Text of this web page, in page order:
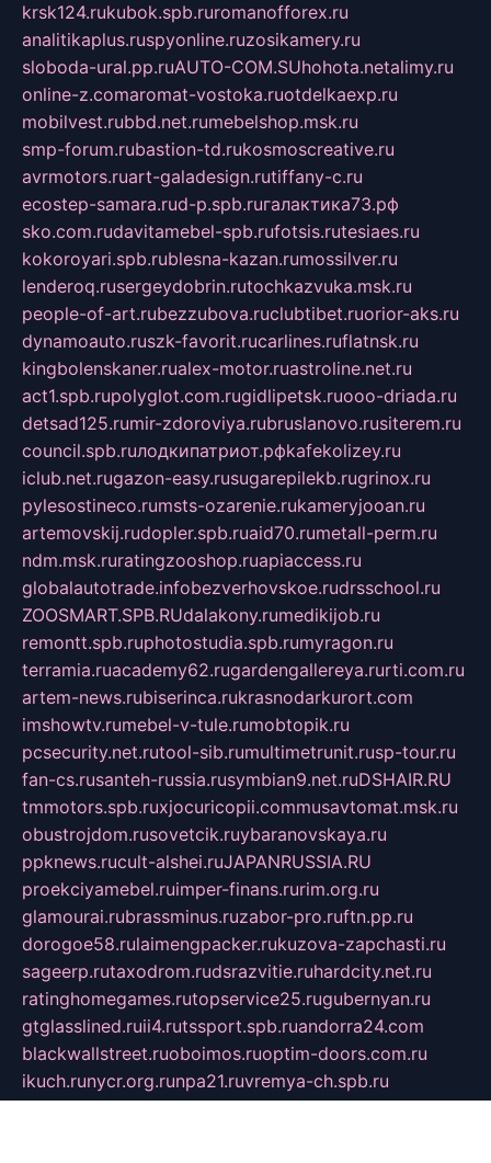
krsk124.rukubok.spb.ruromanofforex.ru
analitikaplus.ruspyonline.ruzosikamery.ru
sloboda-ural.pp.ruAUTO-COM.SUhohota.netalimy.ru
online-z.comaromat-vostoka.ruotdelkaexp.ru
mobilvest.rubbd.net.rumebelshop.msk.ru
smp-forum.rubastion-td.rukosmoscreative.ru
avrmotors.ruart-galadesign.rutiffany-c.ru
ecostep-samara.rud-p.spb.ruгалактика73.рф
sko.com.rudavitamebel-spb.rufotsis.rutesiaes.ru
kokoroyari.spb.rublesna-kazan.rumossilver.ru
lenderoq.rusergeydobrin.rutochkazvuka.msk.ru
people-of-art.rubezzubova.ruclubtibet.ruorior-aks.ru
dynamoauto.ruszk-favorit.rucarlines.ruflatnsk.ru
kingbolenskaner.rualex-motor.ruastroline.net.ru
act1.spb.rupolyglot.com.rugidlipetsk.ruooo-driada.ru
detsad125.rumir-zdoroviya.rubruslanovo.rusiterem.ru
council.spb.ruлодкипатриот.рфkafekolizey.ru
iclub.net.rugazon-easy.rusugarepilekb.rugrinox.ru
pylesostineco.rumsts-ozarenie.rukameryjooan.ru
artemovskij.rudopler.spb.ruaid70.rumetall-perm.ru
ndm.msk.ruratingzooshop.ruapiaccess.ru
globalautotrade.infobezverhovskoe.rudrsschool.ru
ZOOSMART.SPB.RUdalakony.rumedikijob.ru
remontt.spb.ruphotostudia.spb.rumyragon.ru
terramia.ruacademy62.rugardengallereya.rurti.com.ru
artem-news.rubiserinca.rukrasnodarkurort.com
imshowtv.rumebel-v-tule.rumobtopik.ru
pcsecurity.net.rutool-sib.rumultimetrunit.rusp-tour.ru
fan-cs.rusanteh-russia.rusymbian9.net.ruDSHAIR.RU
tmmotors.spb.ruxjocuricopii.commusavtomat.msk.ru
obustrojdom.rusovetcik.ruybaranovskaya.ru
ppknews.rucult-alshei.ruJAPANRUSSIA.RU
proekciyamebel.ruimper-finans.rurim.org.ru
glamourai.rubrassminus.ruzabor-pro.ruftn.pp.ru
dorogoe58.rulaimengpacker.rukuzova-zapchasti.ru
sageerp.rutaxodrom.rudsrazvitie.ruhardcity.net.ru
ratinghomegames.rutopservice25.rugubernyan.ru
gtglasslined.ruii4.rutssport.spb.ruandorra24.com
blackwallstreet.ruoboimos.ruoptim-doors.com.ru
ikuch.runycr.org.runpa21.ruvremya-ch.spb.ru